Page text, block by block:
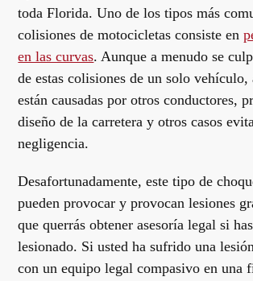
toda Florida. Uno de los tipos más
colisiones de motocicletas consiste en
en las curvas. Aunque a menudo se
de estas colisiones de un solo vehículo,
están causadas por otros conductores,
diseño de la carretera y otros casos
negligencia.
Desafortunadamente, este tipo de
pueden provocar y provocan lesiones
que querrás obtener asesoría legal si
lesionado. Si usted ha sufrido una
con un equipo legal compasivo en una